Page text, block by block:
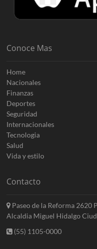
Conoce Mas
Home
Nacionales
Finanzas
Deportes
Seguridad
Internacionales
Tecnologia
Salud
Vida y estilo
Contacto
Paseo de la Reforma 2620
Alcaldia Miguel Hidalgo
(55) 1105-0000